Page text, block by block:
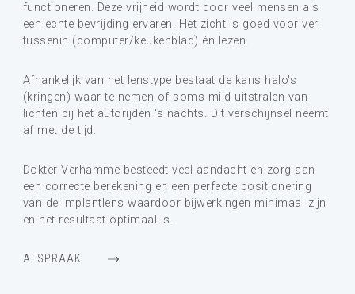
functioneren. Deze vrijheid wordt door veel mensen als
een echte bevrijding ervaren. Het zicht is goed voor ver,
tussenin (computer/keukenblad) én lezen.
Afhankelijk van het lenstype bestaat de kans halo's
(kringen) waar te nemen of soms mild uitstralen van
lichten bij het autorijden 's nachts. Dit verschijnsel neemt
af met de tijd.
Dokter Verhamme besteedt veel aandacht en zorg aan
een correcte berekening en een perfecte positionering
van de implantlens waardoor bijwerkingen minimaal zijn
en het resultaat optimaal is.
AFSPRAAK